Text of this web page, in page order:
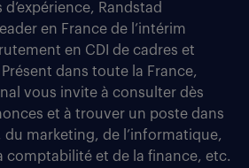
Randstad
en France de l’intérim
en CDI de cadres et
dans toute la France,
vous invite à consulter dès
et à trouver un poste dans
du marketing, de l’informatique,
comptabilité et de la finance, etc.